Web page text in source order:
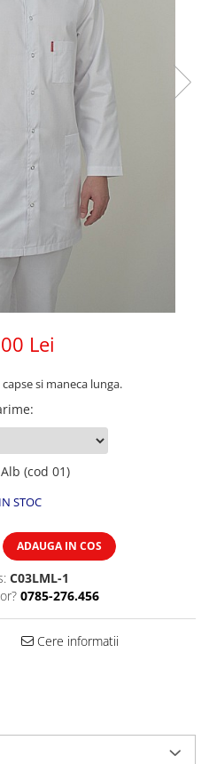
Lei
si maneca lunga.
:
Alb (cod 01)
IN STOC
ADAUGA IN COS
C03LML-1
0785-276.456
Cere informatii